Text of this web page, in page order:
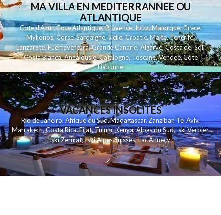
MA VILLA EN MEDITERRANNEE OU
ATLANTIQUE
Cote d'Azur,Cote Atlantique,Provence,Ibiza,Majorque,Grece,
Mykonos,Corse,Sardaigne,Sicile,Croatie,Malte,Tenerife,
Lanzarote,Fuerteventura,Grande Canarie,Algarve,Costa del Sol,
Costa Blanca,Andalousie,Catalogne,Toscane,Vendee,Cote
Lisbonne
VACANCES INSOLITES
Rio de Janeiro,Afrique du Sud,Madagascar,Zanzibar,Tel Aviv,
Marrakech,Costa Rica,Eilat,Tulum,Kenya,Alpes du Sud,ski Verbier,
ski Zermatt,ski Alpes Suisses,Lac Annecy